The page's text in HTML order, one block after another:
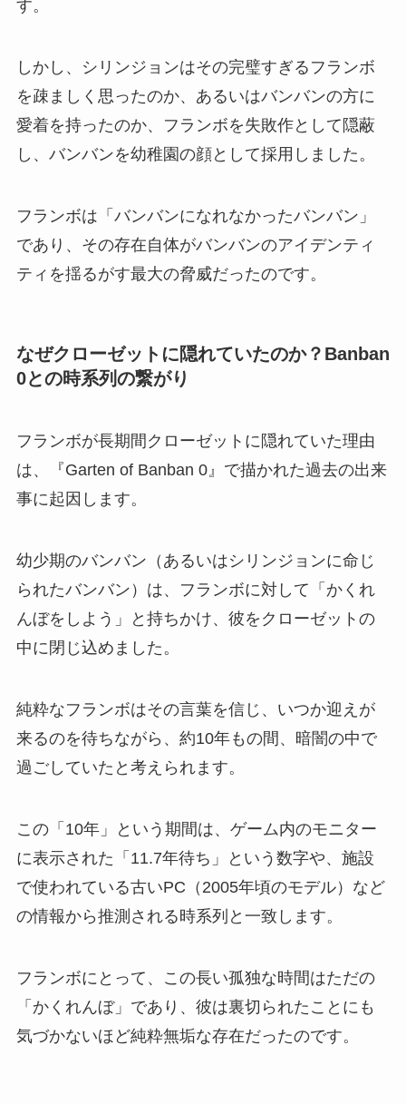
す。
しかし、シリンジョンはその完璧すぎるフランボ
を疎ましく思ったのか、あるいはバンバンの方に
愛着を持ったのか、フランボを失敗作として隠蔽
し、バンバンを幼稚園の顔として採用しました。
フランボは「バンバンになれなかったバンバン」
であり、その存在自体がバンバンのアイデンティ
ティを揺るがす最大の脅威だったのです。
なぜクローゼットに隠れていたのか？Banban
0との時系列の繋がり
フランボが長期間クローゼットに隠れていた理由
は、『Garten of Banban 0』で描かれた過去の出来
事に起因します。
幼少期のバンバン（あるいはシリンジョンに命じ
られたバンバン）は、フランボに対して「かくれ
んぼをしよう」と持ちかけ、彼をクローゼットの
中に閉じ込めました。
純粋なフランボはその言葉を信じ、いつか迎えが
来るのを待ちながら、約10年もの間、暗闇の中で
過ごしていたと考えられます。
この「10年」という期間は、ゲーム内のモニター
に表示された「11.7年待ち」という数字や、施設
で使われている古いPC（2005年頃のモデル）など
の情報から推測される時系列と一致します。
フランボにとって、この長い孤独な時間はただの
「かくれんぼ」であり、彼は裏切られたことにも
気づかないほど純粋無垢な存在だったのです。